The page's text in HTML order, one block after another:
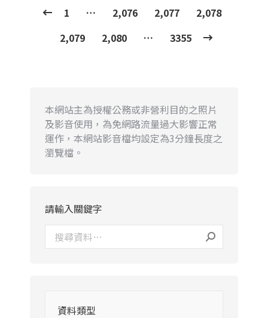
1 … 2,076 2,077
2,078
2,079
2,080 … 3355
本網站主為授權公務或非營利目的之照片
及影音使用，為免網路流量過大影響正常
運作，本網站影音檔均設定為3分鐘長度之
瀏覽檔。
請輸入關鍵字
資料類型